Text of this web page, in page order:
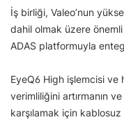
İş birliği, Valeo’nun
dahil olmak üzere önemli
ADAS platformuyla
EyeQ6 High işlemcisi ve
verimliliğini artırmanın
karşılamak için